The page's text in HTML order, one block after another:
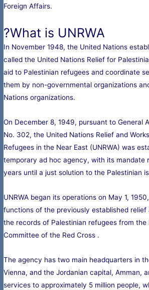
Foreign Affairs.
What is UNRWA?
In November 1948, the United Nations
called the United Nations Relief for
aid to Palestinian refugees and coordinate
them by non-governmental organizations
Nations organizations.
On December 8, 1949, pursuant to General
No. 302, the United Nations Relief and
Refugees in the Near East (UNRWA) was
temporary ad hoc agency, with its mandate
years until a just solution to the Palestinian
UNRWA began its operations on May 1,
functions of the previously established
the records of Palestinian refugees from
Committee of the Red Cross .
The agency has two main headquarters in
Vienna, and the Jordanian capital, Amman,
services to approximately 5 million people,